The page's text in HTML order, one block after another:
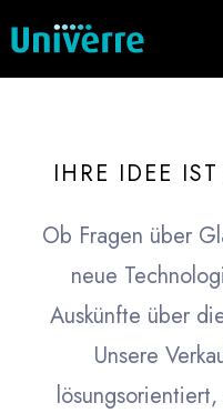
IHRE IDEE
Ob Fragen über
neue
Auskünfte über
Unsere